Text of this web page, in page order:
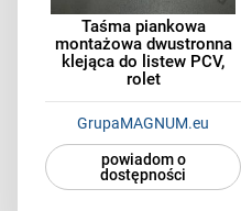
Taśma piankowa
montażowa dwustronna
klejąca do listew PCV,
rolet
GrupaMAGNUM.eu
powiadom o
dostępności